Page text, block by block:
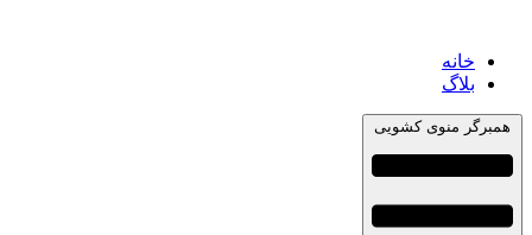
خانه
بلاگ
همبرگر منوی کشویی